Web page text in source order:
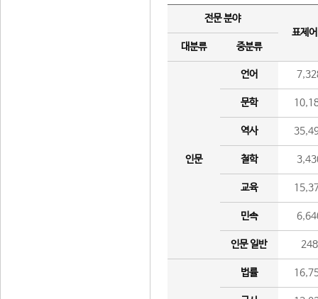
전문 분야
표제
대분류
중분류
인문
언어
문학
역사
철학
교육
민속
인문 일반 248
법률